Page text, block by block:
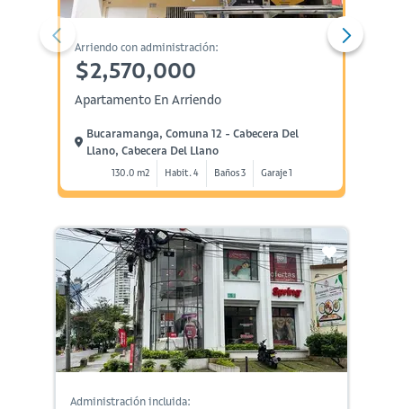
Arriendo con administración:
$2,570,000
Apartamento En Arriendo
Bucaramanga, Comuna 12 - Cabecera Del
Llano, Cabecera Del Llano
130.0 m2 Habit. 4 Baños 3 Garaje 1
Administración incluida: